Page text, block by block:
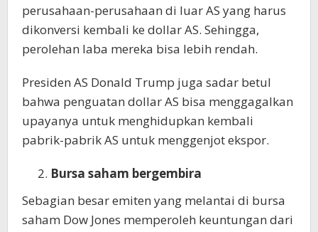
perusahaan-perusahaan di luar AS yang harus
dikonversi kembali ke dollar AS. Sehingga,
perolehan laba mereka bisa lebih rendah.
Presiden AS Donald Trump juga sadar betul
bahwa penguatan dollar AS bisa menggagalkan
upayanya untuk menghidupkan kembali
pabrik-pabrik AS untuk menggenjot ekspor.
Bursa saham bergembira
Sebagian besar emiten yang melantai di bursa
saham Dow Jones memperoleh keuntungan dari